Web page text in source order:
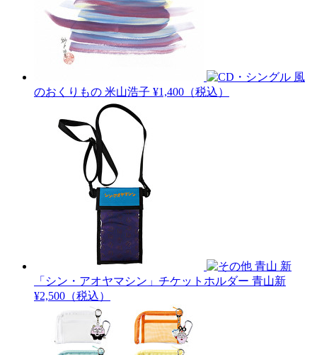
風
のおくりもの 米山浩子 ¥1,400（税込）
青山 新
「シン・アオヤマシン」チケットホルダー 青山新
¥2,500（税込）